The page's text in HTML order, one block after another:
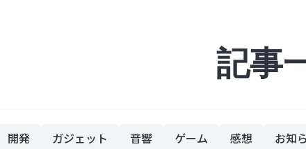
記事
開発 ガジェット 音響 ゲーム 感想 お知